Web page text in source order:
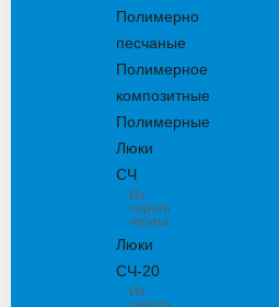
Полимерно
песчаные
Полимерное
композитные
Полимерные
Люки
СЧ
Из
серого
чугуна
Люки
СЧ-20
Из